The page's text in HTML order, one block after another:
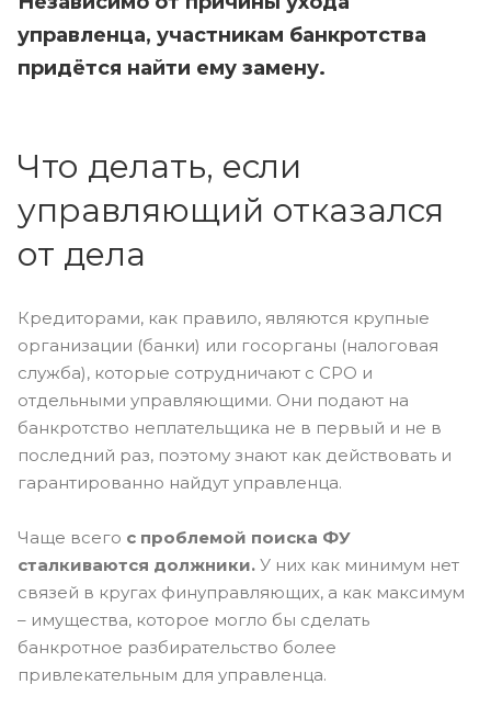
управленца, участникам банкротства
придётся найти ему замену.
Что делать, если
управляющий отказался
от дела
Кредиторами, как правило, являются крупные
организации (банки) или госорганы (налоговая
служба), которые сотрудничают с СРО и
отдельными управляющими. Они подают на
банкротство неплательщика не в первый и не в
последний раз, поэтому знают как действовать и
гарантированно найдут управленца.
Чаще всего с проблемой поиска ФУ
сталкиваются должники. У них как минимум нет
связей в кругах финуправляющих, а как максимум
– имущества, которое могло бы сделать
банкротное разбирательство более
привлекательным для управленца.